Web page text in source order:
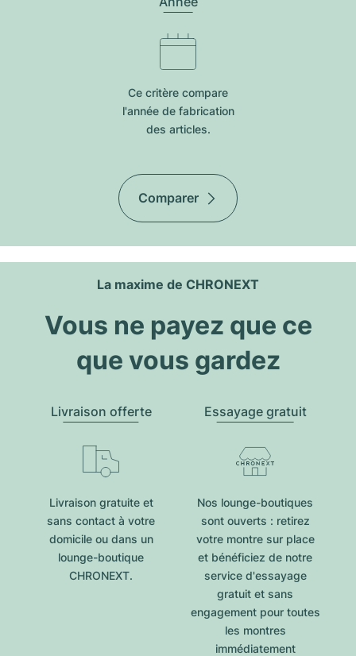
Ce critère compare
l'année de fabrication
des articles.
Comparer
La maxime de CHRONEXT
Vous ne payez que ce
que vous gardez
Livraison offerte
Livraison gratuite et
sans contact à votre
domicile ou dans un
lounge-boutique
CHRONEXT.
Essayage gratuit
Nos lounge-boutiques
sont ouverts : retirez
votre montre sur place
et bénéficiez de notre
service d'essayage
gratuit et sans
engagement pour toutes
les montres
immédiatement